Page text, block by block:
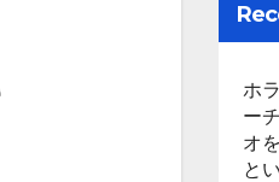
ホ
ー
オ
と